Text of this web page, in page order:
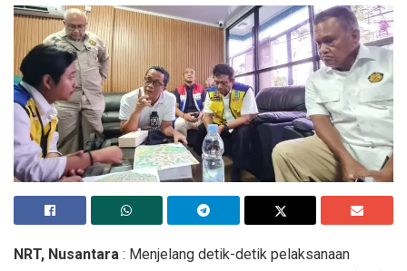
NRT, Nusantara : Menjelang detik-detik pelaksanaan